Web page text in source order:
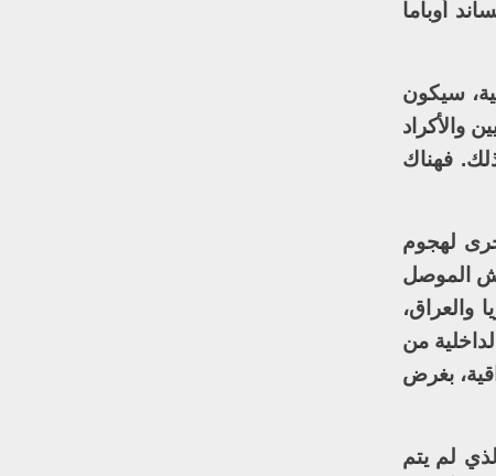
أوباما
سيكون
والأكراد
فهناك
لهجوم
الموصل
من
بغرض
لم يتم